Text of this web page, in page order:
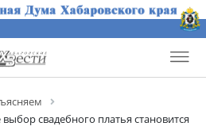
свадебного платья становится